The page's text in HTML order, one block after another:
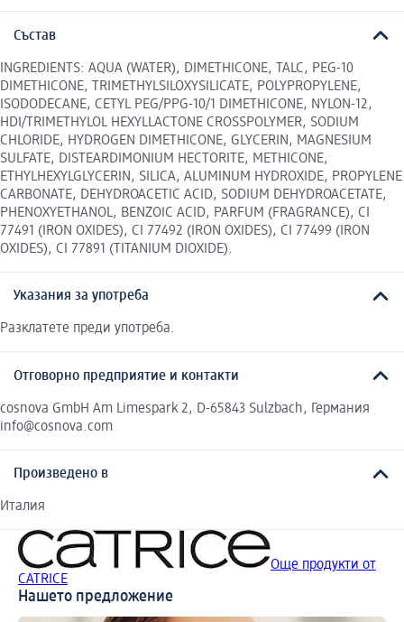
Състав
INGREDIENTS: AQUA (WATER), DIMETHICONE, TALC, PEG-10
DIMETHICONE, TRIMETHYLSILOXYSILICATE, POLYPROPYLENE,
ISODODECANE, CETYL PEG/PPG-10/1 DIMETHICONE, NYLON-12,
HDI/TRIMETHYLOL HEXYLLACTONE CROSSPOLYMER, SODIUM
CHLORIDE, HYDROGEN DIMETHICONE, GLYCERIN, MAGNESIUM
SULFATE, DISTEARDIMONIUM HECTORITE, METHICONE,
ETHYLHEXYLGLYCERIN, SILICA, ALUMINUM HYDROXIDE, PROPYLENE
CARBONATE, DEHYDROACETIC ACID, SODIUM DEHYDROACETATE,
PHENOXYETHANOL, BENZOIC ACID, PARFUM (FRAGRANCE), CI
77491 (IRON OXIDES), CI 77492 (IRON OXIDES), CI 77499 (IRON
OXIDES), CI 77891 (TITANIUM DIOXIDE).
Указания за употреба
Разклатете преди употреба.
Отговорно предприятие и контакти
cosnova GmbH Am Limespark 2, D-65843 Sulzbach, Германия
info@cosnova.com
Произведено в
Италия
Още продукти от
CATRICE
Нашето предложение